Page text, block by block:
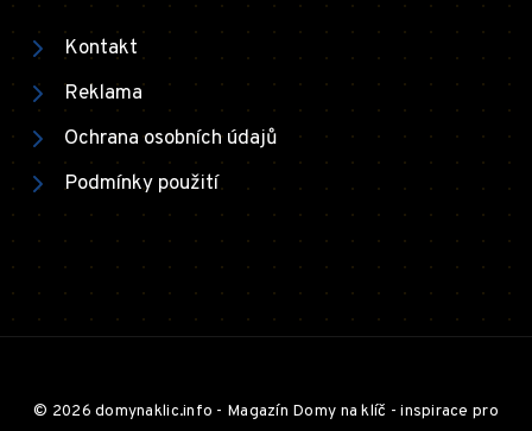
Kontakt
Reklama
Ochrana osobních údajů
Podmínky použití
© 2026 domynaklic.info - Magazín Domy na klíč - inspirace pro